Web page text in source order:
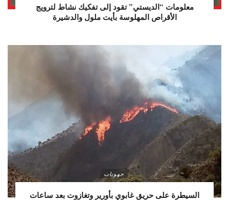
معلومات “الديستي” تقود إلى تفكيك نشاط لترويج
الأقراص المهلوسة بأيت ملول والدشيرة
جهويات
السيطرة على حريق غابوي بأورير وتغازوت بعد ساعات